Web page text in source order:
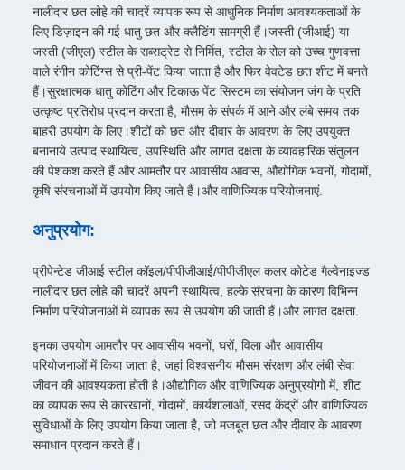
नालीदार छत लोहे की चादरें व्यापक रूप से आधुनिक निर्माण आवश्यकताओं के
लिए डिज़ाइन की गई धातु छत और क्लैडिंग सामग्री हैं।जस्ती (जीआई) या
जस्ती (जीएल) स्टील के सब्सट्रेट से निर्मित, स्टील के रोल को उच्च गुणवत्ता
वाले रंगीन कोटिंग्स से प्री-पेंट किया जाता है और फिर वेवटेड छत शीट में बनते
हैं।सुरक्षात्मक धातु कोटिंग और टिकाऊ पेंट सिस्टम का संयोजन जंग के प्रति
उत्कृष्ट प्रतिरोध प्रदान करता है, मौसम के संपर्क में आने और लंबे समय तक
बाहरी उपयोग के लिए।शीटों को छत और दीवार के आवरण के लिए उपयुक्त
बनानाये उत्पाद स्थायित्व, उपस्थिति और लागत दक्षता के व्यावहारिक संतुलन
की पेशकश करते हैं और आमतौर पर आवासीय आवास, औद्योगिक भवनों, गोदामों,
कृषि संरचनाओं में उपयोग किए जाते हैं।और वाणिज्यिक परियोजनाएं.
अनुप्रयोग:
प्रीपेन्टेड जीआई स्टील कॉइल/पीपीजीआई/पीपीजीएल कलर कोटेड गैल्वेनाइज्ड
नालीदार छत लोहे की चादरें अपनी स्थायित्व, हल्के संरचना के कारण विभिन्न
निर्माण परियोजनाओं में व्यापक रूप से उपयोग की जाती हैं।और लागत दक्षता.
इनका उपयोग आमतौर पर आवासीय भवनों, घरों, विला और आवासीय
परियोजनाओं में किया जाता है, जहां विश्वसनीय मौसम संरक्षण और लंबी सेवा
जीवन की आवश्यकता होती है।औद्योगिक और वाणिज्यिक अनुप्रयोगों में, शीट
का व्यापक रूप से कारखानों, गोदामों, कार्यशालाओं, रसद केंद्रों और वाणिज्यिक
सुविधाओं के लिए उपयोग किया जाता है, जो मजबूत छत और दीवार के आवरण
समाधान प्रदान करते हैं।